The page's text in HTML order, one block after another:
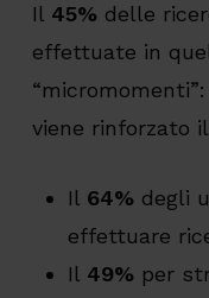
Il 45%delle
effettuate in
viene rinforzato il
Il 64%degli
effettuare
Il 49%per